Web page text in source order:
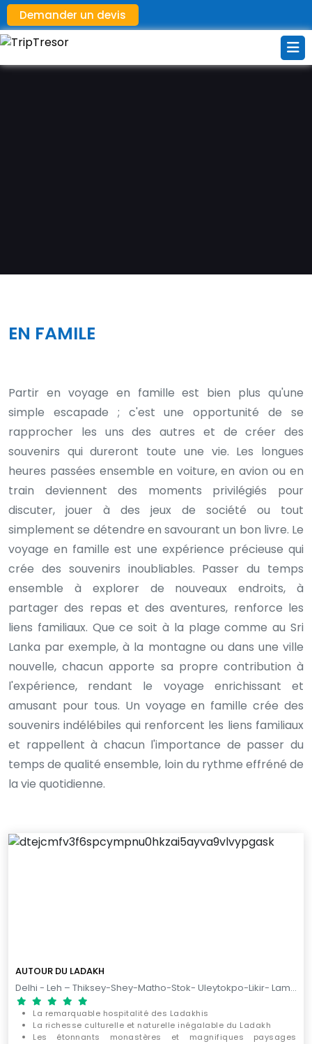
Demander un devis
EN FAMILE
Partir en voyage en famille est bien plus qu'une
simple escapade ; c'est une opportunité de se
rapprocher les uns des autres et de créer des
souvenirs qui dureront toute une vie. Les longues
heures passées ensemble en voiture, en avion ou en
train deviennent des moments privilégiés pour
discuter, jouer à des jeux de société ou tout
simplement se détendre en savourant un bon livre. Le
voyage en famille est une expérience précieuse qui
crée des souvenirs inoubliables. Passer du temps
ensemble à explorer de nouveaux endroits, à
partager des repas et des aventures, renforce les
liens familiaux. Que ce soit à la plage comme au Sri
Lanka par exemple, à la montagne ou dans une ville
nouvelle, chacun apporte sa propre contribution à
l'expérience, rendant le voyage enrichissant et
amusant pour tous. Un voyage en famille crée des
souvenirs indélébiles qui renforcent les liens familiaux
et rappellent à chacun l'importance de passer du
temps de qualité ensemble, loin du rythme effréné de
la vie quotidienne.
AUTOUR DU LADAKH
Delhi - Leh – Thiksey-Shey-Matho-Stok- Uleytokpo-Likir- Lamayuru-Alchi- Hemis-Chemrey- Thak Thok- Hunder – Panamik – Sumur-Leh-Delhi / 12 JOURS
La remarquable hospitalité des Ladakhis
La richesse culturelle et naturelle inégalable du Ladakh
Les étonnants monastères et magnifiques paysages